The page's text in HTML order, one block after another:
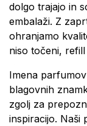
dolgo trajajo in
embalaži. Z
ohranjamo
niso točeni,
Imena
blagovnih
zgolj za
inspiracijo. Naši